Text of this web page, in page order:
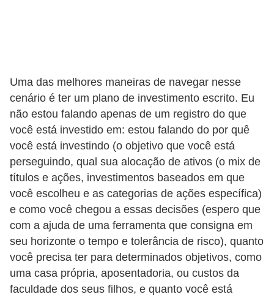
Uma das melhores maneiras de navegar nesse
cenário é ter um plano de investimento escrito. Eu
não estou falando apenas de um registro do que
você está investido em: estou falando do por quê
você está investindo (o objetivo que você está
perseguindo, qual sua alocação de ativos (o mix de
títulos e ações, investimentos baseados em que
você escolheu e as categorias de ações específica)
e como você chegou a essas decisões (espero que
com a ajuda de uma ferramenta que consigna em
seu horizonte o tempo e tolerância de risco), quanto
você precisa ter para determinados objetivos, como
uma casa própria, aposentadoria, ou custos da
faculdade dos seus filhos, e quanto você está
n
t
o
I
m
p
o
s
o
d
e